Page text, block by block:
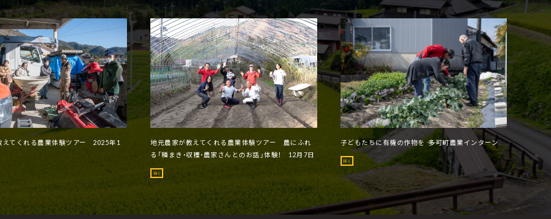
えてくれる農業体験ツアー 2025年1
地元農家が教えてくれる農業体験ツアー 農にふれ
る「種まき・収穫・農家さんとのお話」体験！ 12月7日
行く
子どもたちに有機の作物を ―― 多可町農業インターン
行く